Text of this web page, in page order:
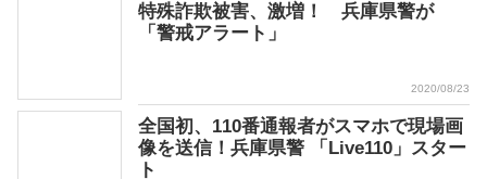
特殊詐欺被害、激増！ 兵庫県警が
「警戒アラート」
2020/08/23
全国初、110番通報者がスマホで現場画
像を送信！兵庫県警 「Live110」スター
ト